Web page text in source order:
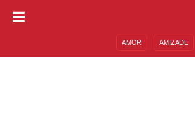
AMOR AMIZADE